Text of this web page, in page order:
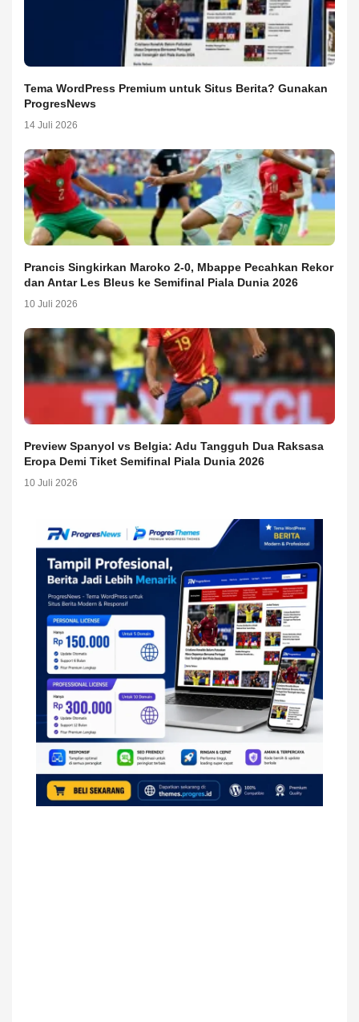
Tema WordPress Premium untuk Situs Berita? Gunakan
ProgresNews
14 Juli 2026
Prancis Singkirkan Maroko 2-0, Mbappe Pecahkan Rekor
dan Antar Les Bleus ke Semifinal Piala Dunia 2026
10 Juli 2026
Preview Spanyol vs Belgia: Adu Tangguh Dua Raksasa
Eropa Demi Tiket Semifinal Piala Dunia 2026
10 Juli 2026